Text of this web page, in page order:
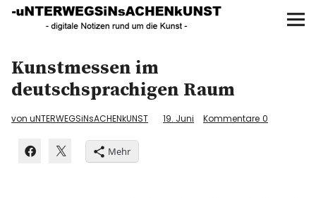
UNTERWEGS IN SACHEN
KUNST
AKTUELLE AUSSTELLUNGEN
Kunstmessen im
deutschsprachigen Raum
von uNTERWEGSiNsACHENkUNST 19. Juni Kommentare 0
Mehr